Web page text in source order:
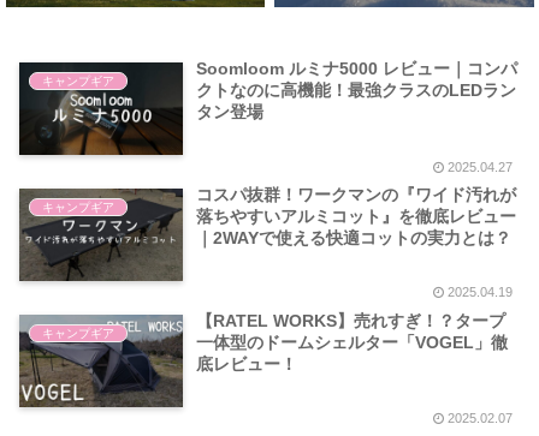
キャンプギア
Soomloom ルミナ5000 レビュー｜コンパ
クトなのに高機能！最強クラスのLEDラン
タン登場
2025.04.27
キャンプギア
コスパ抜群！ワークマンの『ワイド汚れが
落ちやすいアルミコット』を徹底レビュー
｜2WAYで使える快適コットの実力とは？
2025.04.19
キャンプギア
【RATEL WORKS】売れすぎ！？タープ
一体型のドームシェルター「VOGEL」徹
底レビュー！
2025.02.07